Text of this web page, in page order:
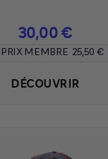
Prix
30,00 €
PRIX MEMBRE 25,50 €
DÉCOUVRIR